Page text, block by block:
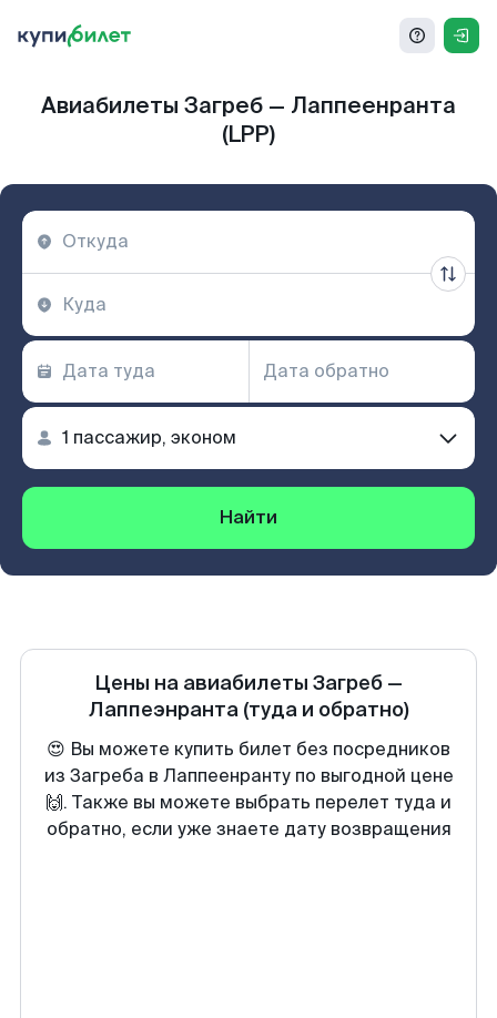
Авиабилеты Загреб — Лаппеенранта
(LPP)
Найти
Цены на авиабилеты Загреб —
Лаппеэнранта (туда и обратно)
😍 Вы можете купить билет без посредников
из Загреба в Лаппеенранту по выгодной цене
🙌. Также вы можете выбрать перелет туда и
обратно, если уже знаете дату возвращения